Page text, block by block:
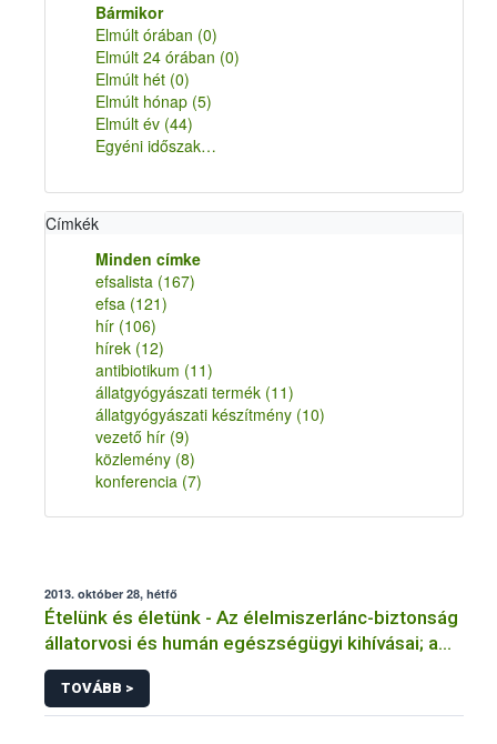
Bármikor
Elmúlt órában (0)
Elmúlt 24 órában (0)
Elmúlt hét (0)
Elmúlt hónap (5)
Elmúlt év (44)
Egyéni időszak…
Címkék
Minden címke
efsalista (167)
efsa (121)
hír (106)
hírek (12)
antibiotikum (11)
állatgyógyászati termék (11)
állatgyógyászati készítmény (10)
vezető hír (9)
közlemény (8)
konferencia (7)
2013. október 28, hétfő
Ételünk és életünk - Az élelmiszerlánc-biztonság
állatorvosi és humán egészségügyi kihívásai; a
jövő irányai
TOVÁBB >